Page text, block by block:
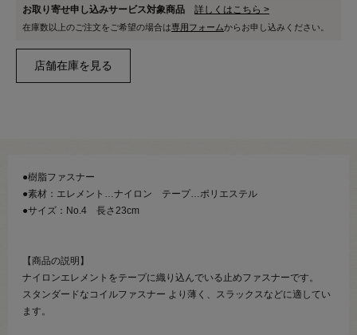
お取り寄せ申し込みサービス対象商品 詳しくはこちら >
在庫数以上のご注文をご希望の場合は専用フォームからお申し込みください。
●樹脂ファスナー
●素材：エレメント…ナイロン テープ…ポリエステル
●サイズ：No.4 長さ23cm
【商品の説明】
ナイロンエレメントをテープに織り込んでいる止めファスナーです。
スタンダードなコイルファスナー より薄く、スラックスなどに適してい
ます。